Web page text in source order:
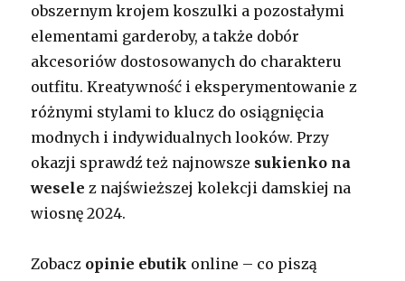
obszernym krojem koszulki a pozostałymi
elementami garderoby, a także dobór
akcesoriów dostosowanych do charakteru
outfitu. Kreatywność i eksperymentowanie z
różnymi stylami to klucz do osiągnięcia
modnych i indywidualnych looków. Przy
okazji sprawdź też najnowsze sukienko na
wesele z najświeższej kolekcji damskiej na
wiosnę 2024.
Zobacz opinie ebutik online – co piszą